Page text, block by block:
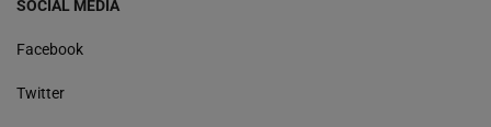
SOCIAL MEDIA
Facebook
Twitter